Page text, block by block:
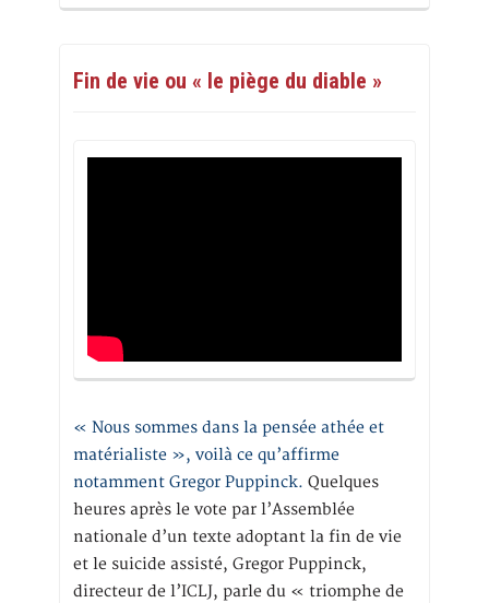
Fin de vie ou « le piège du diable »
« Nous sommes dans la pensée athée et
matérialiste », voilà ce qu’affirme
notamment Gregor Puppinck. Quelques
heures après le vote par l’Assemblée
nationale d’un texte adoptant la fin de vie
et le suicide assisté, Gregor Puppinck,
directeur de l’ICLJ, parle du « triomphe de